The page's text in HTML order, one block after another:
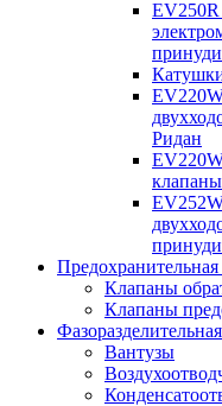
Ридан
Клапаны
Клапаны
Вантузы